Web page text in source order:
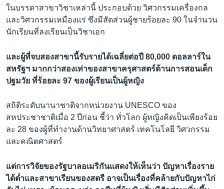
ในบรรดาสาขาวิชาเหล่านี้ ประกอบด้วย วิศวกรรมเครื่องกล
และวิศวกรรมเหมืองแร่ ซึ่งมีสัดส่วนผู้ชายร้อยละ 90 ในจำนวน
นักเรียนที่ลงเรียนเป็นวิชาเอก
และผู้ที่จบสองสาขานี้รับรายได้เฉลี่ยต่อปี 80,000 ดอลลาร์ใน
สหรัฐฯ มากกว่าสองเท่าของสาขาครุศาสตร์ด้านการสอนเด็ก
ปฐมวัย ที่ร้อยละ 97 ของผู้เรียนเป็นผู้หญิง
สถิติระดับนานาชาติจากหน่วยงาน UNESCO ของ
สหประชาชาติเมื่อ 2 ปีก่อน ชี้ว่า ทั่วโลก ผู้หญิงคิดเป็นเพียงร้อย
ละ 28 ของผู้ที่ทำงานด้านวิทยาศาสตร์ เทคโนโลยี วิศวกรรม
และคณิตศาสตร์
แต่การวิจัยของรัฐบาลอเมริกันแสดงให้เห็นว่า ปัญหาเรื่องราย
ได้ต่ำและสาขาเรียนของสตรี อาจเป็นเรื่องที่คล้ายกับปัญหาไก่